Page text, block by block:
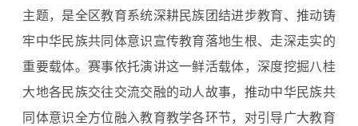
主题，是全区教育系统深耕民族团结进步教育、推动铸
牢中华民族共同体意识宣传教育落地生根、走深走实的
重要载体。赛事依托演讲这一鲜活载体，深度挖掘八桂
大地各民族交往交流交融的动人故事，推动中华民族共
同体意识全方位融入教育教学各环节，对引导广大教育